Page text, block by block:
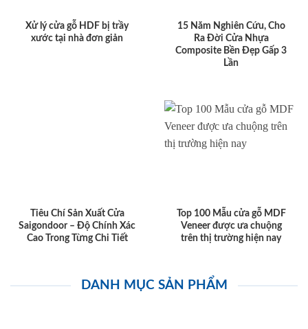
Xử lý cửa gỗ HDF bị trầy
xước tại nhà đơn giản
15 Năm Nghiên Cứu, Cho
Ra Đời Cửa Nhựa
Composite Bền Đẹp Gấp 3
Lần
Tiêu Chí Sản Xuất Cửa
Saigondoor – Độ Chính Xác
Cao Trong Từng Chi Tiết
Top 100 Mẫu cửa gỗ MDF
Veneer được ưa chuộng
trên thị trường hiện nay
DANH MỤC SẢN PHẨM